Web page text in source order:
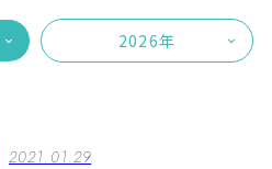
2026年
2021.01.29